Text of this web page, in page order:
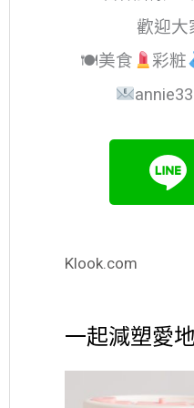
歡迎大
🍽美食
彩粧
Klook.com
一起減塑愛